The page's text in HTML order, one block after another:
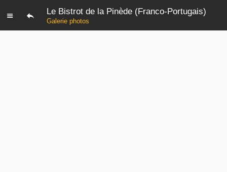
Le Bistrot de la Pinède (Franco-Portugais)
Galerie photos